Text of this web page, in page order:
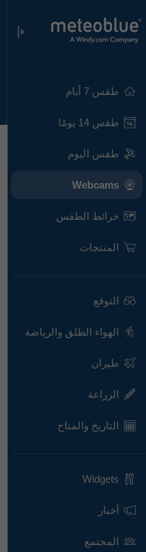
طقس 7 أيام
طقس 14 يومًا
طقس اليوم
Webcams
خرائط الطقس
المنتجات
التوقع
الهواء الطلق والرياضة
طيران
الزراعة
التاريخ والمناخ
Widgets
أخبار
المجتمع